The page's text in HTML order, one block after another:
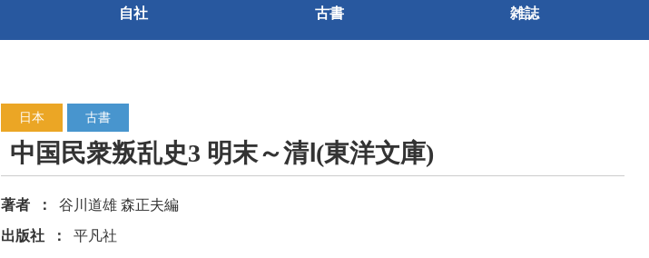
自社 古書 雑誌
日本 古書
中国民衆叛乱史3 明末～清Ⅰ(東洋文庫)
著者
谷川道雄 森正夫編
出版社
平凡社